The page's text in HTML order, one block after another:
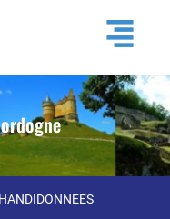
HANDIDONNEES